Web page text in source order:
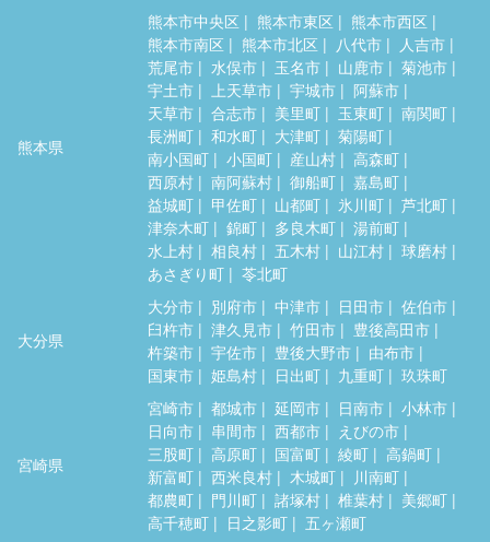
熊本県
熊本市中央区 熊本市東区
熊本市西区
熊本市南区
熊本市北区 八代市
人吉市
荒尾市
水俣市 玉名市 山鹿市
菊池市
宇土市
上天草市 宇城市
阿蘇市
天草市
合志市 美里町 玉東町
南関町
長洲町
和水町 大津町
菊陽町
南小国町
小国町 産山村
高森町
西原村
南阿蘇村 御船町
嘉島町
益城町
甲佐町 山都町 氷川町
芦北町
津奈木町
錦町 多良木町
湯前町
水上村
相良村 五木村 山江村
球磨村
あさぎり町
苓北町
大分県
大分市 別府市 中津市 日田市
佐伯市
臼杵市
津久見市 竹田市
豊後高田市
杵築市
宇佐市 豊後大野市
由布市
国東市
姫島村 日出町 九重町 玖珠町
宮崎県
宮崎市 都城市 延岡市 日南市
小林市
日向市
串間市 西都市
えびの市
三股町
高原町 国富町 綾町
高鍋町
新富町
西米良村 木城町
川南町
都農町
門川町 諸塚村 椎葉村
美郷町
高千穂町
日之影町 五ヶ瀬町